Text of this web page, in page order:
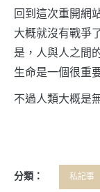
回到這次重開網
大概就沒有戰爭
是，人與人之間
生命是一個很重
不過人類大概是
分類： 私記事